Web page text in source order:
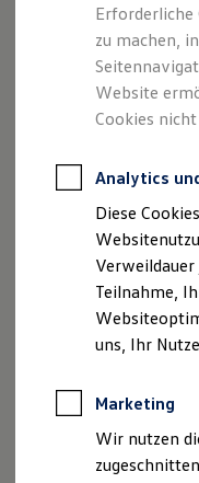
Leasing
Junge
Leasing
Kfz-
Anpfiff zum
Elektroautos
ID.
für gut
Erforderliche
zu machen,
Website
Cookies
Analytics
Diese
Teilnahme,
uns, Ihr
Marketing
Wir nutzen